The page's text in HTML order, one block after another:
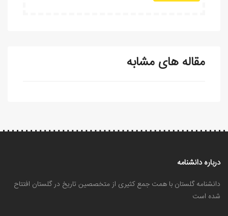
مقاله های مشابه
درباره دانشنامه
دانشنامه گلستان با همت جمع کثیری از متخصصین تاریخ در گلستان افتتاح
شده است